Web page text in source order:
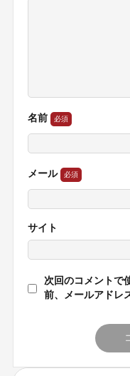
名前
メール
サイト
次回のコメントで
前、メールアドレ